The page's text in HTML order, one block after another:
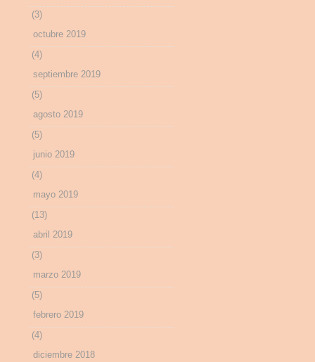
(3)
octubre 2019
(4)
septiembre 2019
(5)
agosto 2019
(5)
junio 2019
(4)
mayo 2019
(13)
abril 2019
(3)
marzo 2019
(5)
febrero 2019
(4)
diciembre 2018